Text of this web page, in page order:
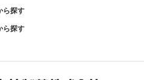
ら探す
ら探す